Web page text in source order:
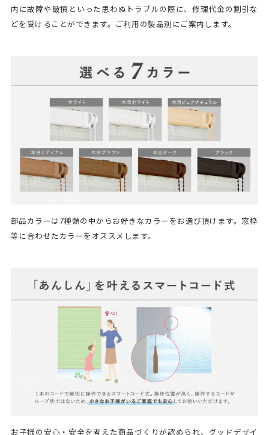
内に故障や破損といった思わぬトラブルの際に、修理代金の割引な
どを受けることができます。ご利用の製品別にご案内します。
部品カラーは7種類の中からお好きなカラーをお選び頂けます。窓枠
等に合わせたカラーをオススメします。
お子様の安心・安全を考えた商品づくりが認められ、グッドデザイ